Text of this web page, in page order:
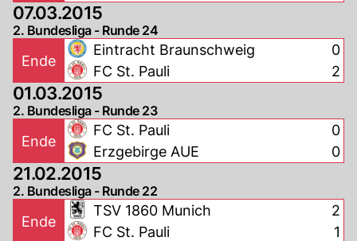
07.03.2015
2. Bundesliga - Runde 24
Ende
Eintracht Braunschweig
FC St. Pauli
0
2
01.03.2015
2. Bundesliga - Runde 23
Ende
FC St. Pauli
Erzgebirge AUE
0
0
21.02.2015
2. Bundesliga - Runde 22
Ende
TSV 1860 Munich
FC St. Pauli
2
1